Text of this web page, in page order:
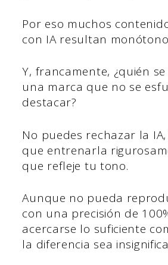
Por eso muchos
con IA resultan
Y, francamente, ¿quién
una marca que no se
destacar?
No puedes rechazar la
que entrenarla
que refleje tu tono.
Aunque no pueda
con una precisión de
acercarse lo suficiente
la diferencia sea